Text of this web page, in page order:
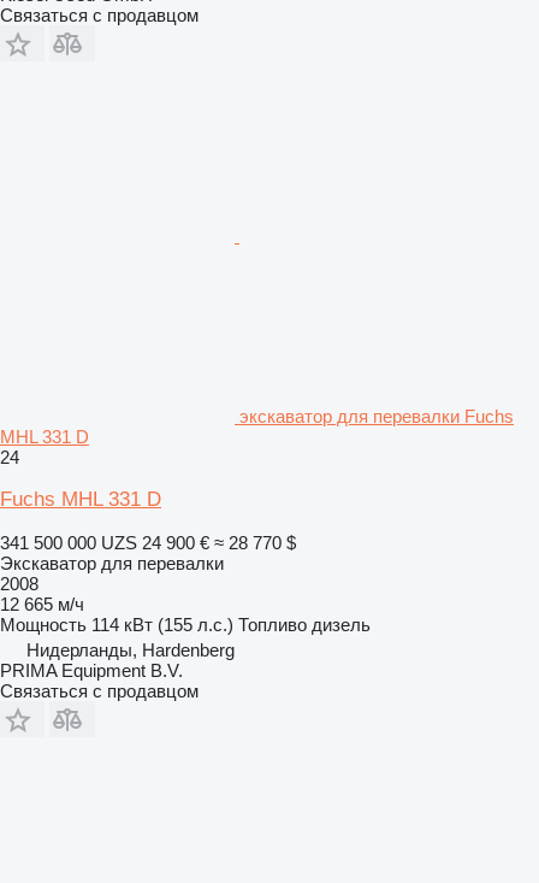
Связаться с продавцом
экскаватор для перевалки Fuchs
MHL 331 D
24
Fuchs MHL 331 D
341 500 000 UZS 24 900 € ≈ 28 770 $
Экскаватор для перевалки
2008
12 665 м/ч
Мощность 114 кВт (155 л.с.) Топливо дизель
Нидерланды, Hardenberg
PRIMA Equipment B.V.
Связаться с продавцом